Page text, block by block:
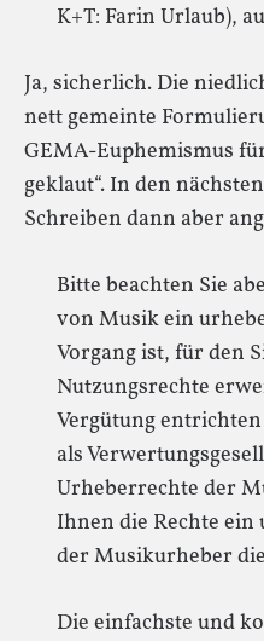
K+T: Farin Urlaub),
Ja, sicherlich. Die
nett gemeinte
GEMA-Euphemismus
geklaut“. In den
Schreiben dann aber
Bitte beachten Sie
von Musik ein
Vorgang ist, für den
Nutzungsrechte
Vergütung
als
Urheberrechte der
Ihnen die Rechte
der Musikurheber
Die einfachste und